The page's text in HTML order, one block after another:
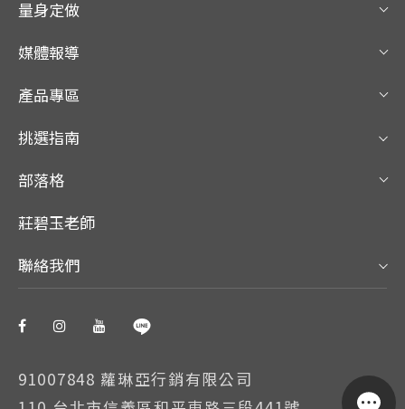
量身定做
媒體報導
產品專區
挑選指南
部落格
莊碧玉老師
聯絡我們
91007848 蘿琳亞行銷有限公司